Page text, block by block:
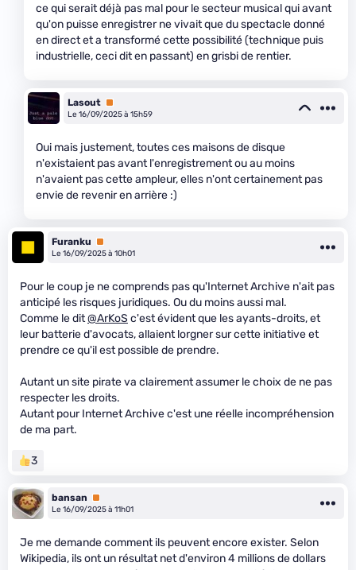
ce qui serait déjà pas mal pour le secteur musical qui avant
qu'on puisse enregistrer ne vivait que du spectacle donné
en direct et a transformé cette possibilité (technique puis
industrielle, ceci dit en passant) en grisbi de rentier.
Lasout Premium
Le 16/09/2025 à 15h59
Oui mais justement, toutes ces maisons de disque
n'existaient pas avant l'enregistrement ou au moins
n'avaient pas cette ampleur, elles n'ont certainement pas
envie de revenir en arrière :)
Furanku
Premium
Le 16/09/2025 à 10h01
Pour le coup je ne comprends pas qu'Internet Archive n'ait pas
anticipé les risques juridiques. Ou du moins aussi mal.
Comme le dit@ArKoS c'est évident que les ayants-droits, et
leur batterie d'avocats, allaient lorgner sur cette initiative et
prendre ce qu'il est possible de prendre.
Autant un site pirate va clairement assumer le choix de ne pas
respecter les droits.
Autant pour Internet Archive c'est une réelle incompréhension
de ma part.
3
bansan
Premium
Le 16/09/2025 à 11h01
Je me demande comment ils peuvent encore exister. Selon
Wikipedia, ils ont un résultat net d'environ 4 millions de dollars